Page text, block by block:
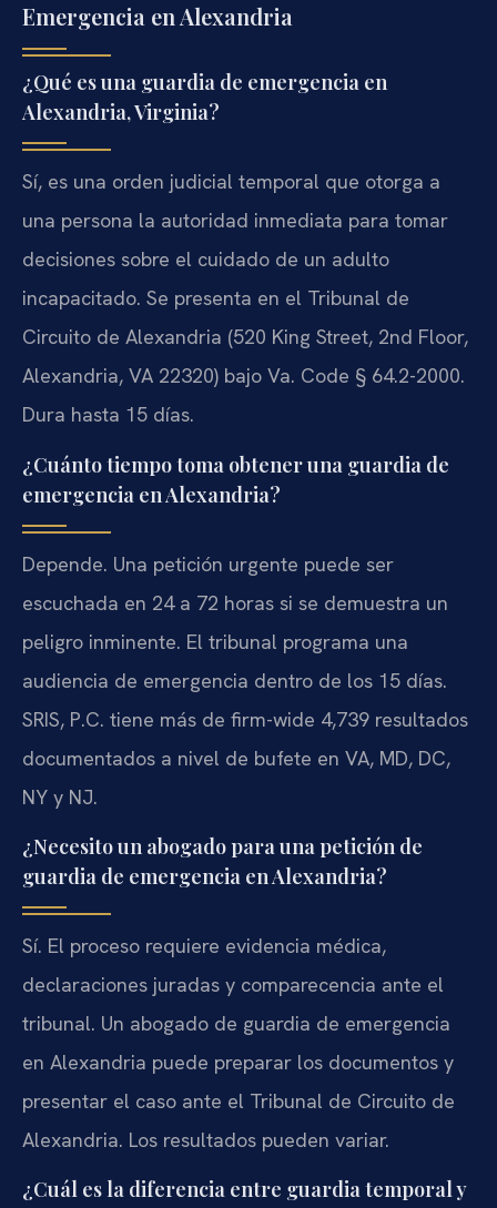
Emergencia en Alexandria
¿Qué es una guardia de emergencia en
Alexandria, Virginia?
Sí, es una orden judicial temporal que otorga a
una persona la autoridad inmediata para tomar
decisiones sobre el cuidado de un adulto
incapacitado. Se presenta en el Tribunal de
Circuito de Alexandria (520 King Street, 2nd Floor,
Alexandria, VA 22320) bajo Va. Code § 64.2-2000.
Dura hasta 15 días.
¿Cuánto tiempo toma obtener una guardia de
emergencia en Alexandria?
Depende. Una petición urgente puede ser
escuchada en 24 a 72 horas si se demuestra un
peligro inminente. El tribunal programa una
audiencia de emergencia dentro de los 15 días.
SRIS, P.C. tiene más de firm-wide 4,739 resultados
documentados a nivel de bufete en VA, MD, DC,
NY y NJ.
¿Necesito un abogado para una petición de
guardia de emergencia en Alexandria?
Sí. El proceso requiere evidencia médica,
declaraciones juradas y comparecencia ante el
tribunal. Un abogado de guardia de emergencia
en Alexandria puede preparar los documentos y
presentar el caso ante el Tribunal de Circuito de
Alexandria. Los resultados pueden variar.
¿Cuál es la diferencia entre guardia temporal y